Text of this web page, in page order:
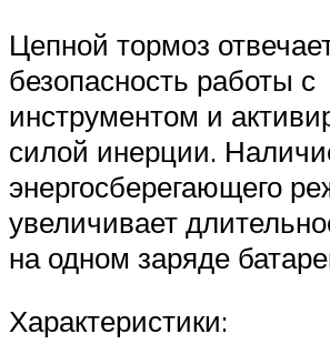
Цепной тормоз
безопасность работы с
инструментом и
силой инерции.
энергосберегающего
увеличивает
на одном заряде
Характеристики: